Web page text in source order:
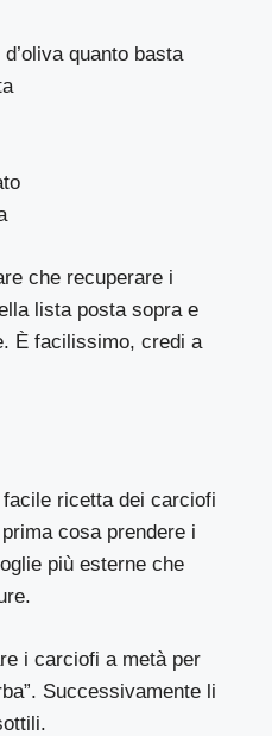
quanto basta
che recuperare i
lista posta sopra e
È facilissimo, credi a
ricetta dei carciofi
cosa prendere i
più esterne che
i carciofi a metà per
Successivamente li